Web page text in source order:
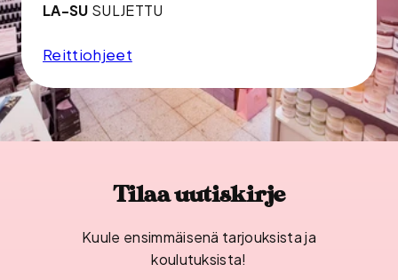
LA-SU SULJETTU
Reittiohjeet
Tilaa uutiskirje
Kuule ensimmäisenä tarjouksista ja
koulutuksista!